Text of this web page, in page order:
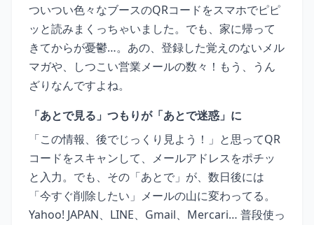
ついつい色々なブースのQRコードをスマホでピピ
ッと読みまくっちゃいました。でも、家に帰って
きてからが憂鬱…。あの、登録した覚えのないメル
マガや、しつこい営業メールの数々！もう、うん
ざりなんですよね。
「あとで見る」つもりが「あとで迷惑」に
「この情報、後でじっくり見よう！」と思ってQR
コードをスキャンして、メールアドレスをポチッ
と入力。でも、その「あとで」が、数日後には
「今すぐ削除したい」メールの山に変わってる。
Yahoo! JAPAN、LINE、Gmail、Mercari… 普段使っ